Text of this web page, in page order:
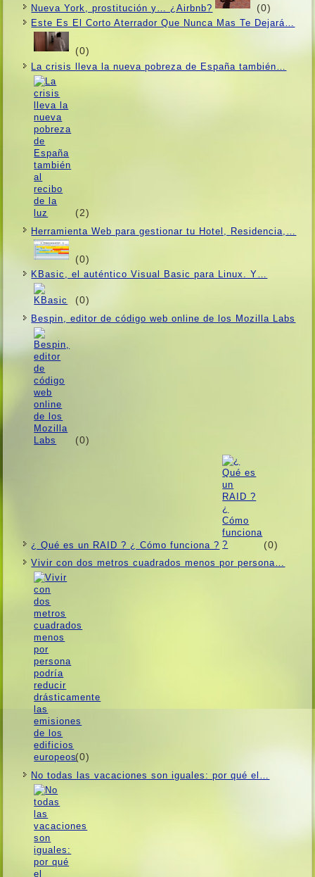
Nueva York, prostitución y… ¿Airbnb? (0)
Este Es El Corto Aterrador Que Nunca Mas Te Dejará…
(0)
La crisis lleva la nueva pobreza de España también…
(2)
Herramienta Web para gestionar tu Hotel, Residencia,…
(0)
KBasic, el auténtico Visual Basic para Linux. Y…
(0)
Bespin, editor de código web online de los Mozilla Labs
(0)
¿ Qué es un RAID ? ¿ Cómo funciona ? (0)
Vivir con dos metros cuadrados menos por persona…
(0)
No todas las vacaciones son iguales: por qué el…